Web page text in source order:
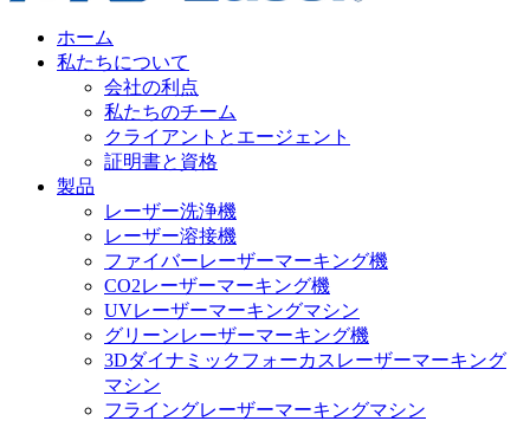
ホーム
私たちについて
会社の利点
私たちのチーム
クライアントとエージェント
証明書と資格
製品
レーザー洗浄機
レーザー溶接機
ファイバーレーザーマーキング機
CO2レーザーマーキング機
UVレーザーマーキングマシン
グリーンレーザーマーキング機
3Dダイナミックフォーカスレーザーマーキング
マシン
フライングレーザーマーキングマシン